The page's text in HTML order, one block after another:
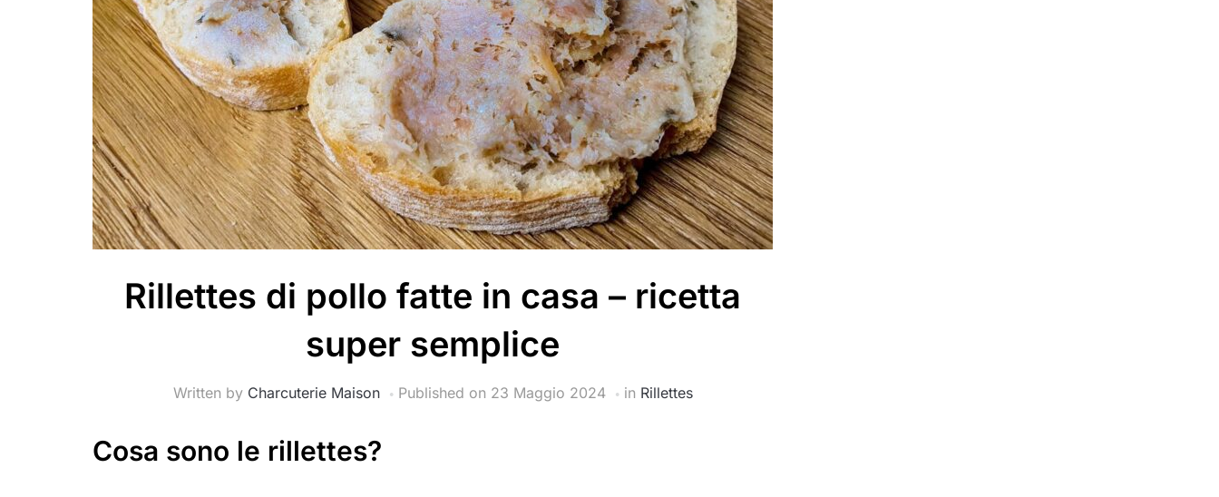
Rillettes di pollo fatte in casa – ricetta
super semplice
Written by Charcuterie Maison Published on 23 Maggio 2024 in Rillettes
Cosa sono le rillettes?